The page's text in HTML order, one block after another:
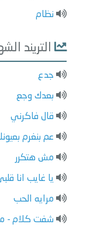
نظام
التريند
جدع
بعدك وجع
قال فاكرني
عم بنغرم
مش هتكرر
يا غايب انا
مرايه الحب
شفت كلام -